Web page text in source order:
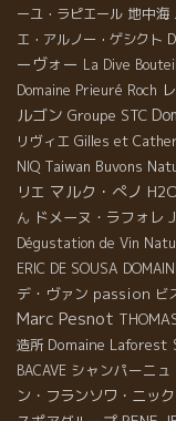
ーユ・ラピエール 地中海
エ・アルノー・ゲシクト
ーヴォー La Dive
Domaine Prieuré Roch
ルゴン Groupe STC
リヴィエ Gilles et
NIQ Taiwan Buvons
リエ マルク・ぺノ
ん ドメーヌ・ラフォレ
Dégustation de Vin
ERIC DE SOUSA
デ・ヴァン passion ビ
Marc Pesnot
造所 Domaine Laforest
BACAVE シャンパーニ
ン・フランソワ・ニック